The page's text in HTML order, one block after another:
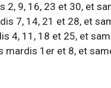
2, 9, 16, 23 et 30, et
7, 14, 21 et 28, et
4, 11, 18 et 25, et
mardis 1er et 8, et